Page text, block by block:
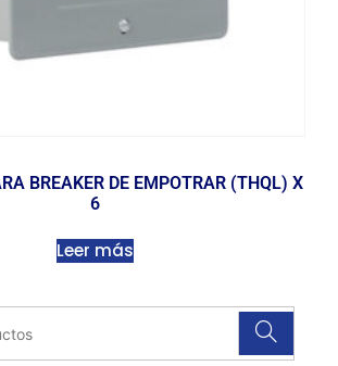
BREAKER DE EMPOTRAR (THQL) X
6
Leer más